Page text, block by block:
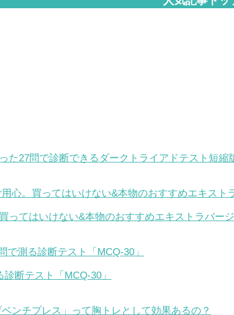
た27問で診断できるダークトライアドテスト短縮
ってはいけない&本物のおすすめエキストラバー
断テスト「MCQ-30」